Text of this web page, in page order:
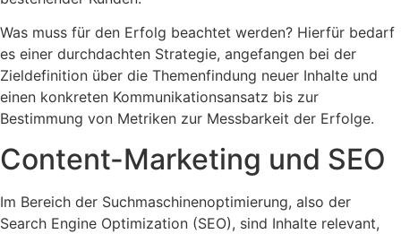
Was muss für den Erfolg beachtet werden? Hierfür bedarf
es einer durchdachten Strategie, angefangen bei der
Zieldefinition über die Themenfindung neuer Inhalte und
einen konkreten Kommunikationsansatz bis zur
Bestimmung von Metriken zur Messbarkeit der Erfolge.
Content-Marketing und SEO
Im Bereich der Suchmaschinenoptimierung, also der
Search Engine Optimization (SEO), sind Inhalte relevant,